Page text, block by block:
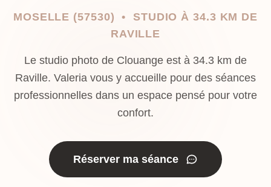
MOSELLE (57530) • STUDIO À 34.3 KM DE
RAVILLE
Le studio photo de Clouange est à 34.3 km de
Raville. Valeria vous y accueille pour des séances
professionnelles dans un espace pensé pour votre
confort.
Réserver ma séance